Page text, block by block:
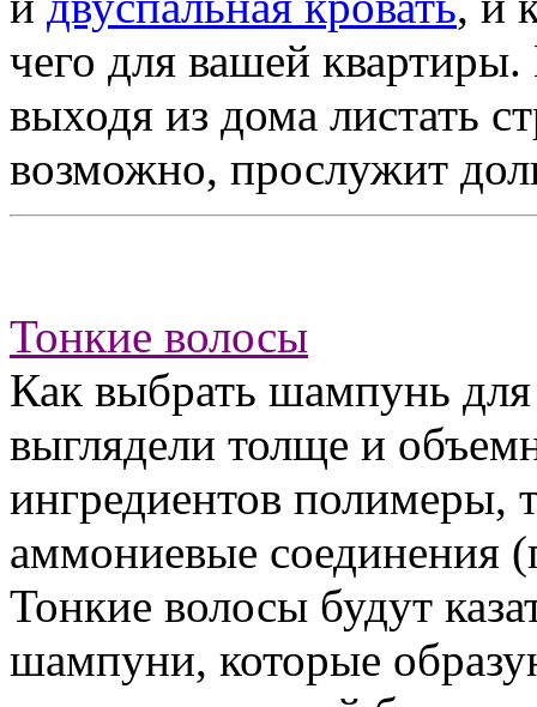
чего для вашей
выходя из дома листать
возможно, прослужит
Тонкие волосы
Как выбрать шампунь
выглядели толще и
ингредиентов полимеры,
аммониевые соединения
Тонкие волосы будут
шампуни, которые